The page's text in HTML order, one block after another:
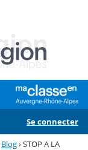
Se connecter
Blog›STOP A LA